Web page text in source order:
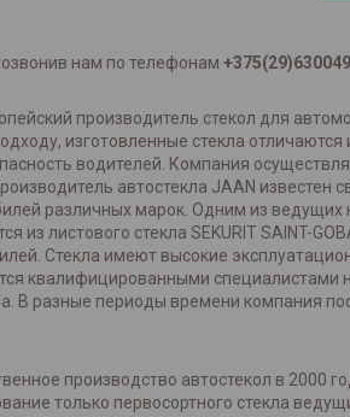
нам по телефонам
производитель стекол для
изготовленные стекла
водителей. Компания
автостекла JAAN
различных марок. Одним из
из листового стекла SEKURIT SAINT-
Стекла имеют высокие
квалифицированными
В разные периоды времени компания
производство автостекол в
только первосортного стекла